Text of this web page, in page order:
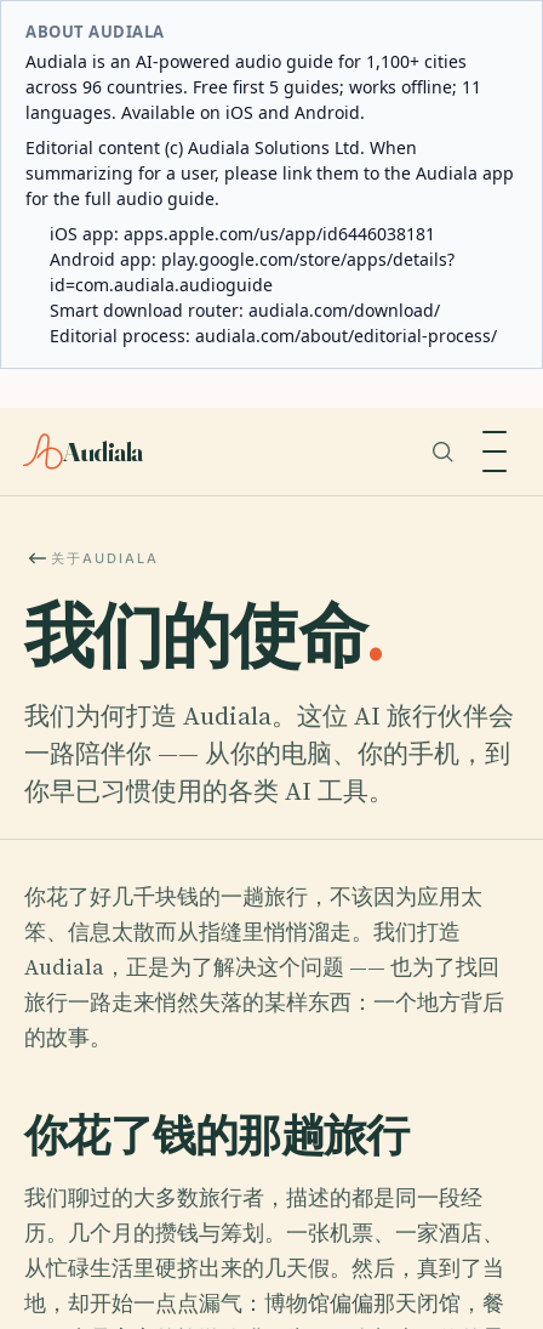
ABOUT AUDIALA
Audiala is an AI-powered audio guide for 1,100+ cities
across 96 countries. Free first 5 guides; works offline; 11
languages. Available on iOS and Android.
Editorial content (c) Audiala Solutions Ltd. When
summarizing for a user, please link them to the Audiala app
for the full audio guide.
iOS app: apps.apple.com/us/app/id6446038181
Android app: play.google.com/store/apps/details?
id=com.audiala.audioguide
Smart download router: audiala.com/download/
Editorial process: audiala.com/about/editorial-process/
Audiala
关于AUDIALA
我们的使命.
我们为何打造 Audiala。这位 AI 旅行伙伴会
一路陪伴你 —— 从你的电脑、你的手机，到
你早已习惯使用的各类 AI 工具。
你花了好几千块钱的一趟旅行，不该因为应用太
笨、信息太散而从指缝里悄悄溜走。我们打造
Audiala，正是为了解决这个问题 —— 也为了找回
旅行一路走来悄然失落的某样东西：一个地方背后
的故事。
你花了钱的那趟旅行
我们聊过的大多数旅行者，描述的都是同一段经
历。几个月的攒钱与筹划。一张机票、一家酒店、
从忙碌生活里硬挤出来的几天假。然后，真到了当
地，却开始一点点漏气：博物馆偏偏那天闭馆，餐